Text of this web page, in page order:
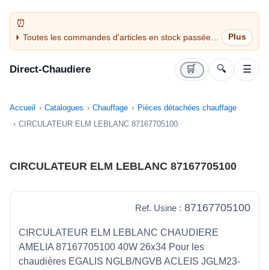
Toutes les commandes d'articles en stock passées
avant 14H sont expédiées le jour même (jours
Direct-Chaudiere 🛒 🔍 ☰
Accueil Catalogues Chauffage
Pièces détachées chauffage
CIRCULATEUR ELM LEBLANC 87167705100
CIRCULATEUR ELM LEBLANC 87167705100
Ref. Usine : 87167705100
CIRCULATEUR ELM LEBLANC CHAUDIERE
AMELIA 87167705100 40W 26x34 Pour les
chaudières EGALIS NGLB/NGVB ACLEIS JGLM23-